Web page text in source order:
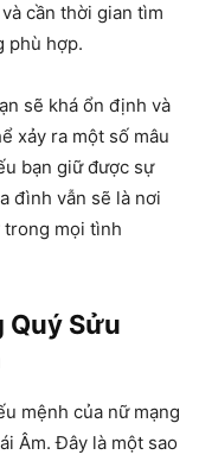
cần thời gian tìm
phù hợp.
sẽ khá ổn định và
xảy ra một số mâu
bạn giữ được sự
đình vẫn sẽ là nơi
trong mọi tình
Quý Sửu
mệnh của nữ mạng
Âm. Đây là một sao